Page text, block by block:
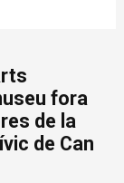
fora
de la
de Can